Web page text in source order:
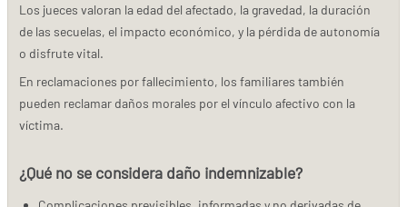
Los jueces valoran la edad del afectado, la gravedad, la duración
de las secuelas, el impacto económico, y la pérdida de autonomía
o disfrute vital.
En reclamaciones por fallecimiento, los familiares también
pueden reclamar daños morales por el vínculo afectivo con la
víctima.
¿Qué no se considera daño indemnizable?